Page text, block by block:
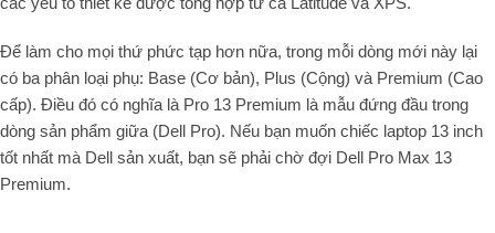
Để làm cho mọi thứ phức tạp hơn nữa, trong mỗi dòng mới này lại
có ba phân loại phụ: Base (Cơ bản), Plus (Cộng) và Premium (Cao
cấp). Điều đó có nghĩa là Pro 13 Premium là mẫu đứng đầu trong
dòng sản phẩm giữa (Dell Pro). Nếu bạn muốn chiếc laptop 13 inch
tốt nhất mà Dell sản xuất, bạn sẽ phải chờ đợi Dell Pro Max 13
Premium.